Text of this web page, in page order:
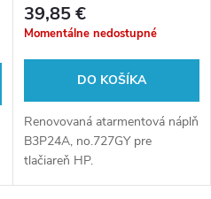
(BULK)
39,85 €
Momentálne nedostupné
DO KOŠÍKA
Renovovaná atarmentová náplň
B3P24A, no.727GY pre
tlačiareň HP.